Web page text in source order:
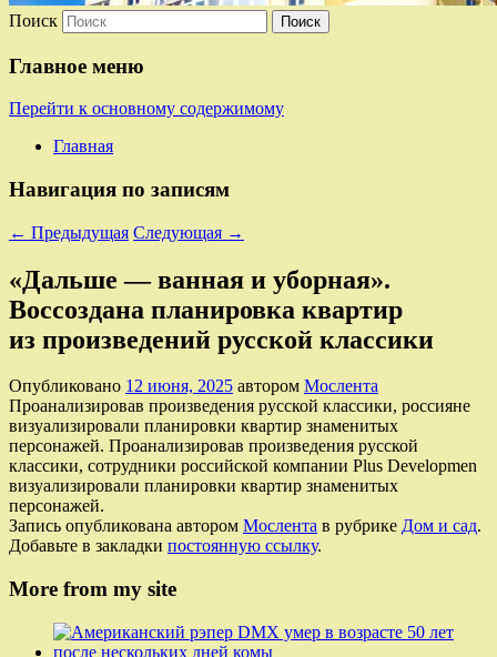
Поиск
Главное меню
Перейти к основному содержимому
Главная
Навигация по записям
← Предыдущая Следующая →
«Дальше — ванная и уборная».
Воссоздана планировка квартир
из произведений русской классики
Опубликовано 12 июня, 2025 автором Мослента
Проанализировав произведения русской классики, россияне
визуализировали планировки квартир знаменитых
персонажей. Проанализировав произведения русской
классики, сотрудники российской компании Plus Developmen
визуализировали планировки квартир знаменитых
персонажей.
Запись опубликована автором Мослента в рубрике Дом и сад.
Добавьте в закладки постоянную ссылку.
More from my site